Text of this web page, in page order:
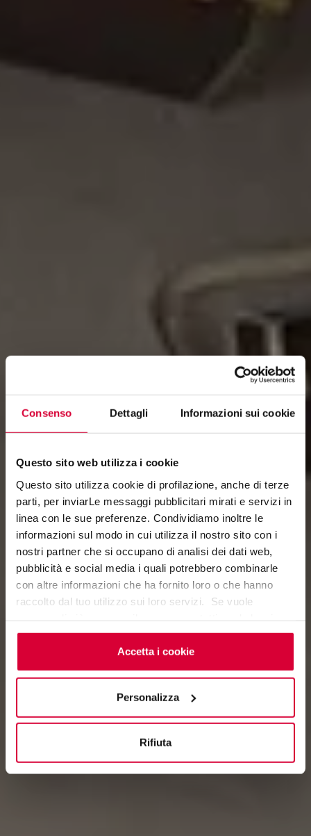
Consenso Dettagli Informazioni sui cookie
Questo sito web utilizza i cookie
Questo sito utilizza cookie di profilazione, anche di terze
parti, per inviarLe messaggi pubblicitari mirati e servizi in
linea con le sue preferenze. Condividiamo inoltre le
informazioni sul modo in cui utilizza il nostro sito con i
nostri partner che si occupano di analisi dei dati web,
pubblicità e social media i quali potrebbero combinarle
con altre informazioni che ha fornito loro o che hanno
raccolto dal tuo utilizzo sui loro servizi. Se vuole
cookieclicchi qui. Il consenso può essere espresso
cliccando sul tasto “Accetta i cookie”. Se non vuole i
cookie di profilazione può negare il consenso sul tasto
Accetta i cookie
Personalizza
Rifiuta
MOOV